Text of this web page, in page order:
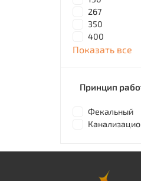
267
350
400
Показать все
Принцип
Фекальный